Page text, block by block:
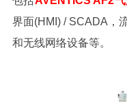
界面(HMI) / SCADA，
和无线网络设备等。